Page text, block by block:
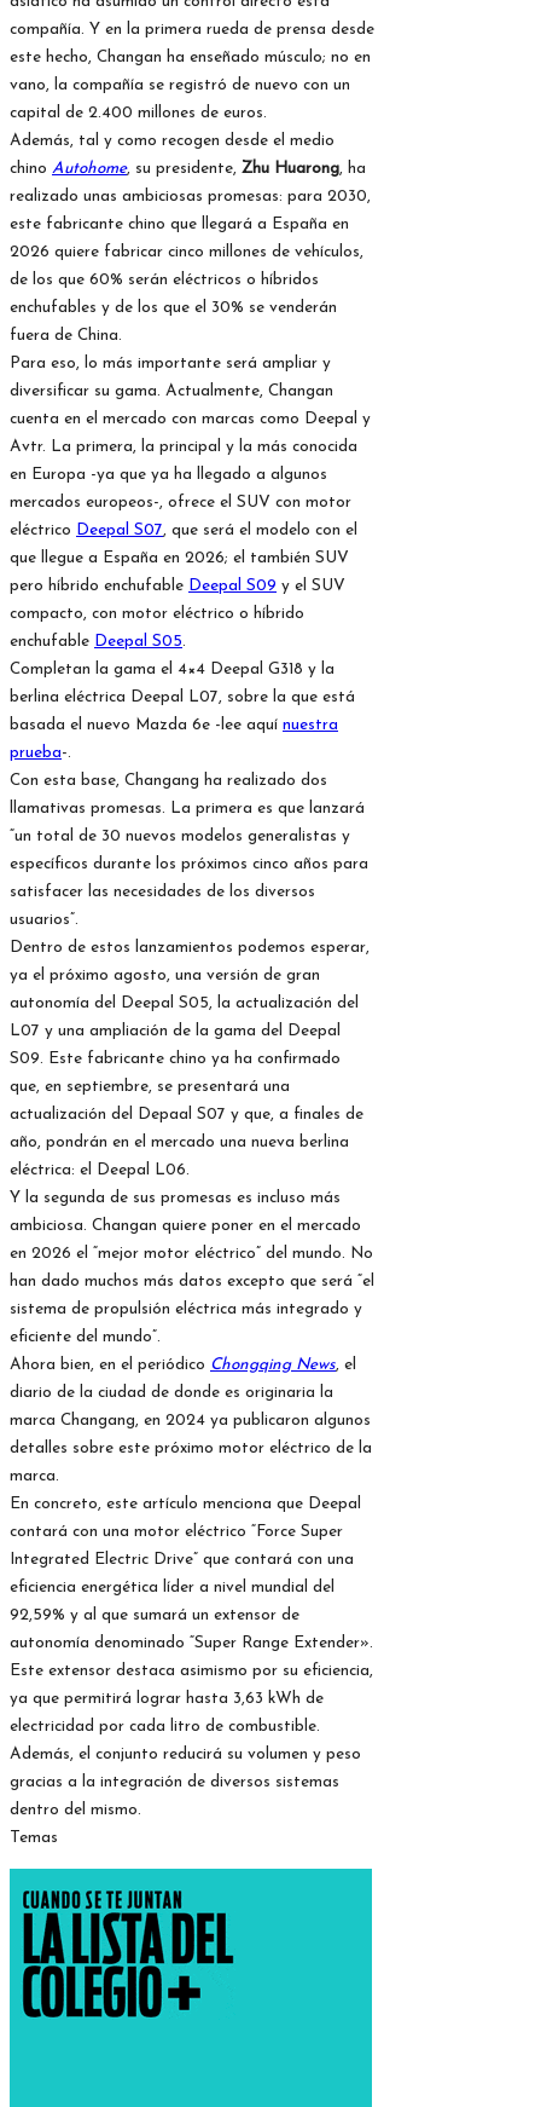
compañía. Y en la primera rueda de prensa desde
este hecho, Changan ha enseñado músculo; no en
vano, la compañía se registró de nuevo con un
capital de 2.400 millones de euros.
Además, tal y como recogen desde el medio
chino Autohome, su presidente, Zhu Huarong, ha
realizado unas ambiciosas promesas: para 2030,
este fabricante chino que llegará a España en
2026 quiere fabricar cinco millones de vehículos,
de los que 60% serán eléctricos o híbridos
enchufables y de los que el 30% se venderán
fuera de China.
Para eso, lo más importante será ampliar y
diversificar su gama. Actualmente, Changan
cuenta en el mercado con marcas como Deepal y
Avtr. La primera, la principal y la más conocida
en Europa -ya que ya ha llegado a algunos
mercados europeos-, ofrece el SUV con motor
eléctrico
Deepal S07, que será el modelo con el
que llegue a España en 2026; el también SUV
pero híbrido enchufable Deepal S09 y el SUV
compacto, con motor eléctrico o híbrido
enchufable Deepal S05.
Completan la gama el 4×4 Deepal G318 y la
berlina eléctrica Deepal L07, sobre la que está
basada el nuevo Mazda 6e -lee aquí nuestra
prueba-.
Con esta base, Changang ha realizado dos
llamativas promesas. La primera es que lanzará
“un total de 30 nuevos modelos generalistas y
específicos durante los próximos cinco años para
satisfacer las necesidades de los diversos
usuarios”.
Dentro de estos lanzamientos podemos esperar,
ya el próximo agosto, una versión de gran
autonomía del Deepal S05, la actualización del
L07 y una ampliación de la gama del Deepal
S09. Este fabricante chino ya ha confirmado
que, en septiembre, se presentará una
actualización del Depaal S07 y que, a finales de
año, pondrán en el mercado una nueva berlina
eléctrica: el Deepal L06.
Y la segunda de sus promesas es incluso más
ambiciosa. Changan quiere poner en el mercado
en 2026 el “mejor motor eléctrico” del mundo. No
han dado muchos más datos excepto que será “el
sistema de propulsión eléctrica más integrado y
eficiente del mundo”.
Ahora bien, en el periódico Chongqing News, el
diario de la ciudad de donde es originaria la
marca Changang, en 2024 ya publicaron algunos
detalles sobre este próximo motor eléctrico de la
marca.
En concreto, este artículo menciona que Deepal
contará con una motor eléctrico “Force Super
Integrated Electric Drive” que contará con una
eficiencia energética líder a nivel mundial del
92,59% y al que sumará un extensor de
autonomía denominado “Super Range Extender».
Este extensor destaca asimismo por su eficiencia,
ya que permitirá lograr hasta 3,63 kWh de
electricidad por cada litro de combustible.
Además, el conjunto reducirá su volumen y peso
gracias a la integración de diversos sistemas
dentro del mismo.
Temas